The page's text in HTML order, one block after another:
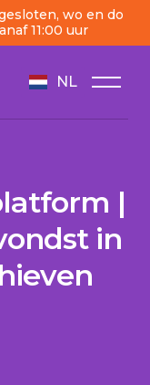
wo en do
11:00 uur
NL
|
in